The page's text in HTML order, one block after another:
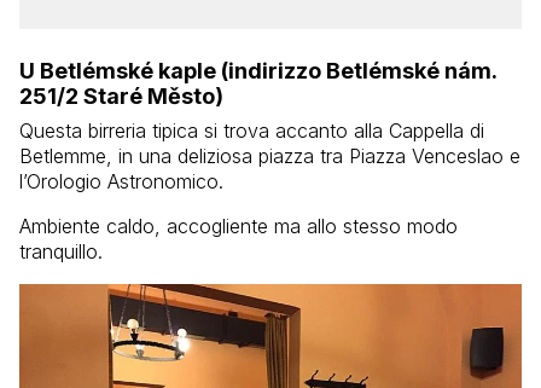
U Betlémské kaple (indirizzo Betlémské nám.
251/2 Staré Město)
Questa birreria tipica si trova accanto alla Cappella di
Betlemme, in una deliziosa piazza tra Piazza Venceslao e
l’Orologio Astronomico.
Ambiente caldo, accogliente ma allo stesso modo
tranquillo.